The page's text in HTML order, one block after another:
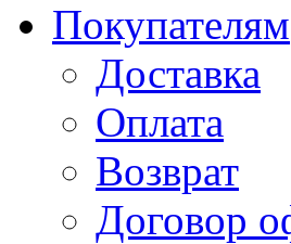
Покупателям
Доставка
Оплата
Возврат
Договор